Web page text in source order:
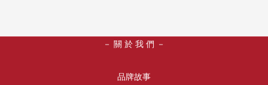
－ 關 於 我 們 －
品牌故事